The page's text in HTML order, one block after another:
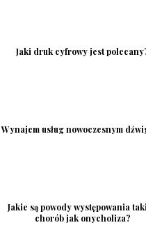
Jaki druk cyfrowy jest
Wynajem usług nowoczesnym
Jakie są powody występowania
chorób jak onycholiza?